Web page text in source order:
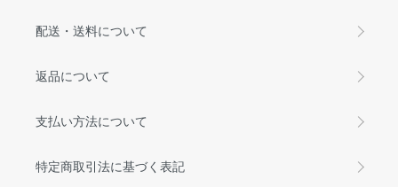
配送・送料について
返品について
支払い方法について
特定商取引法に基づく表記